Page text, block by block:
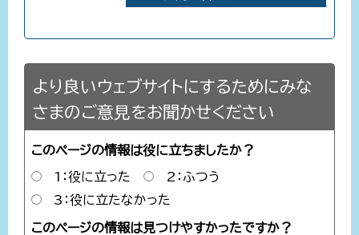
より良いウェブサイトにするためにみな
さまのご意見をお聞かせください
このページの情報は役に立ちましたか？
1：役に立った
2：ふつう
3：役に立たなかった
このページの情報は見つけやすかったですか？